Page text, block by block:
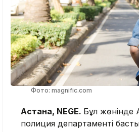
Фото: magnific.com
Астана, NEGE. Бұл жөнінде
полиция департаменті